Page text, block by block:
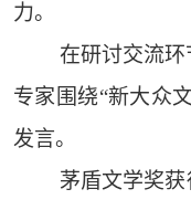
力。
在研讨交流
专家围绕“新大众
发言。
茅盾文学奖